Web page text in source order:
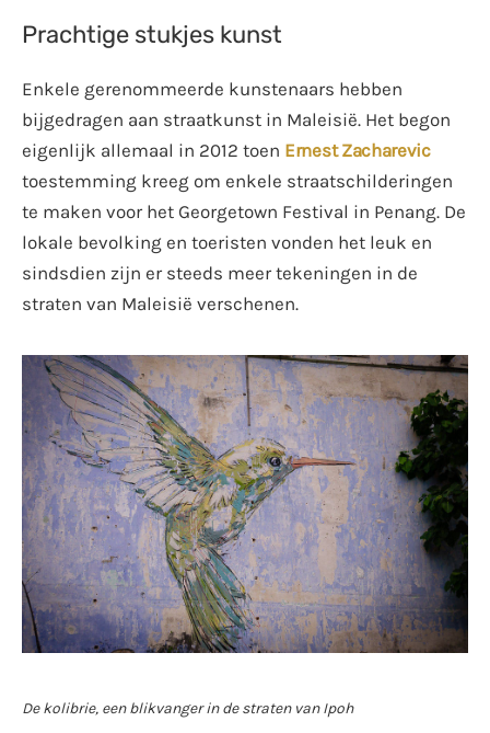
Prachtige stukjes kunst
Enkele gerenommeerde kunstenaars hebben
bijgedragen aan straatkunst in Maleisië. Het begon
eigenlijk allemaal in 2012 toen Ernest Zacharevic
toestemming kreeg om enkele straatschilderingen
te maken voor het Georgetown Festival in Penang. De
lokale bevolking en toeristen vonden het leuk en
sindsdien zijn er steeds meer tekeningen in de
straten van Maleisië verschenen.
De kolibrie, een blikvanger in de straten van Ipoh